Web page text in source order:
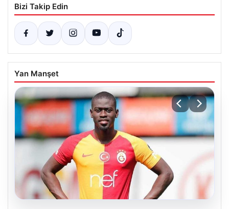
Bizi Takip Edin
Yan Manşet